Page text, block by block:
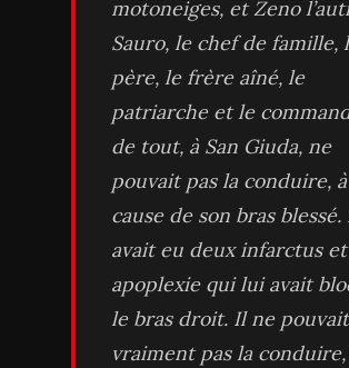
motoneiges, et Zeno
Sauro, le chef de famille,
père, le frère aîné, le
patriarche et le
de tout, à San Giuda, ne
pouvait pas la conduire, à
cause de son bras blessé.
avait eu deux infarctus
apoplexie qui lui avait
le bras droit. Il ne pouvait
vraiment pas la